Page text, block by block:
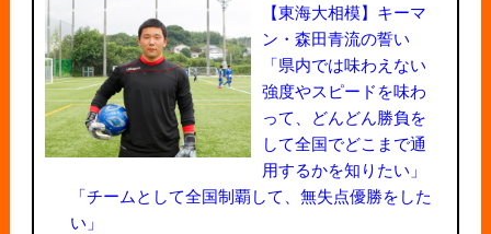
【東海大相模】キーマ
ン・森田青流の誓い
「県内では味わえない
強度やスピードを味わ
って、どんどん勝負を
して全国でどこまで通
用するかを知りたい」
「チームとして全国制覇して、無失点優勝をした
い」